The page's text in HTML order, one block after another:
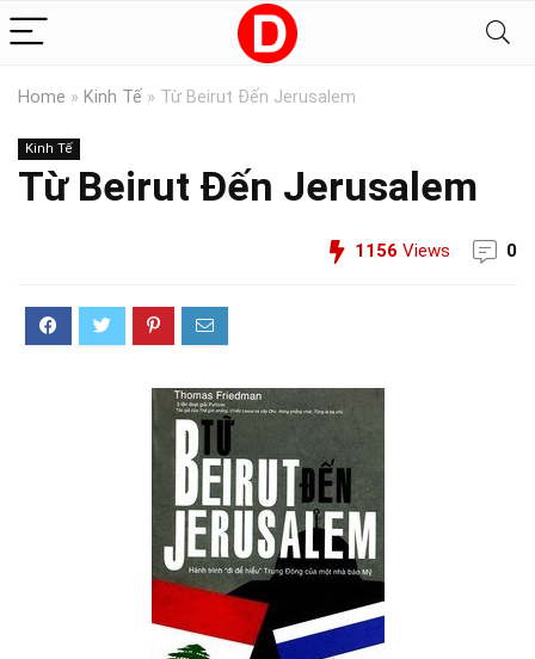
Home » Kinh Tế » Từ Beirut Đến Jerusalem
Kinh Tế
Từ Beirut Đến Jerusalem
1156 Views 0